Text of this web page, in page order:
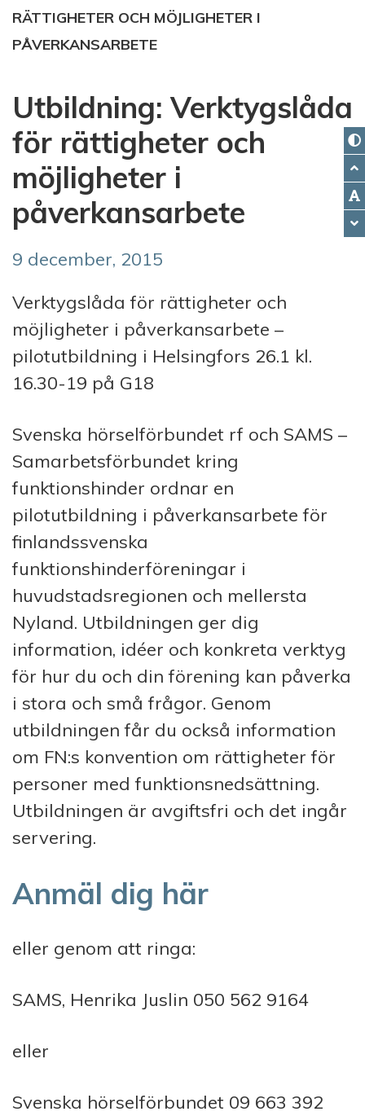
RÄTTIGHETER OCH MÖJLIGHETER I
PÅVERKANSARBETE
Utbildning: Verktygslåda
för rättigheter och
möjligheter i
påverkansarbete
9 december, 2015
Verktygslåda för rättigheter och
möjligheter i påverkansarbete –
pilotutbildning i Helsingfors 26.1 kl.
16.30-19 på G18
Svenska hörselförbundet rf och SAMS –
Samarbetsförbundet kring
funktionshinder ordnar en
pilotutbildning i påverkansarbete för
finlandssvenska
funktionshinderföreningar i
huvudstadsregionen och mellersta
Nyland. Utbildningen ger dig
information, idéer och konkreta verktyg
för hur du och din förening kan påverka
i stora och små frågor. Genom
utbildningen får du också information
om FN:s konvention om rättigheter för
personer med funktionsnedsättning.
Utbildningen är avgiftsfri och det ingår
servering.
Anmäl dig här
eller genom att ringa:
SAMS, Henrika Juslin 050 562 9164
eller
Svenska hörselförbundet 09 663 392